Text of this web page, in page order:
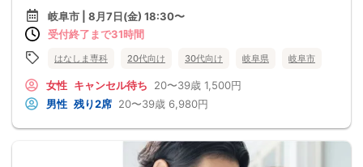
岐阜市 | 8月7日(金) 18:30〜
受付終了まで31時間
はなしま専科 20代向け 30代向け 岐阜県 岐阜市
女性 キャンセル待ち 20〜39歳 1,500円
男性 残り2席 20〜39歳 6,980円